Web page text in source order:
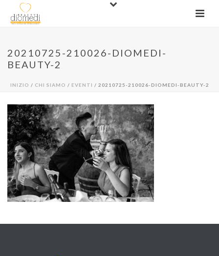
20210725-210026-DIOMEDI-
BEAUTY-2
INIZIO / CHI SIAMO / EVENTI / 20210725-210026-DIOMEDI-BEAUTY-2